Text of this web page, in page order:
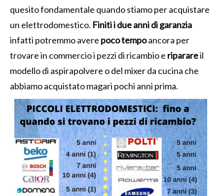
quesito fondamentale quando stiamo per acquistare
un elettrodomestico. Finiti i due anni di garanzia
infatti potremmo avere poco tempoancora per
trovare in commercio i pezzi di ricambio e riparareil
modello di aspirapolvere o del mixer da cucina che
abbiamo acquistato magari pochi anni prima.